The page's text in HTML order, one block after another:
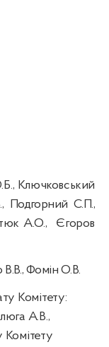
Ключковський
Подгорний С.П.,
А.О.,
Єгоров
В.В., Фомін О.В.
Комітету:
А.В.,
Комітету